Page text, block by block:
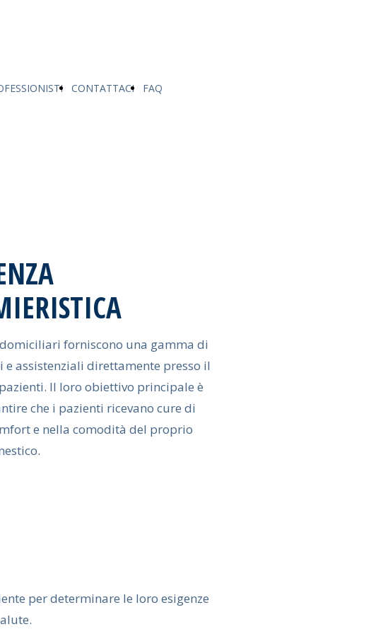
CONTATTACI FAQ
forniscono una gamma di
e assistenziali direttamente presso il
Il loro obiettivo principale è
che i pazienti ricevano cure di
e nella comodità del proprio
per determinare le loro esigenze